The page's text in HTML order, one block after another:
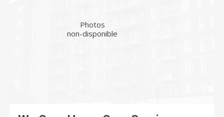
Photos
non-disponible